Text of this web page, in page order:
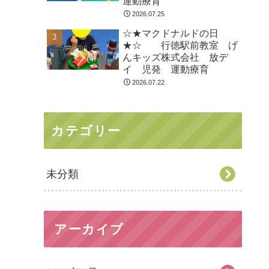
2026.07.25
☆★マクドナルドの日
★☆ 行徳駅前教室 げ
んキッズ株式会社 放デ
イ 児発 運動療育
2026.07.22
カテゴリー
未分類
アーカイブ